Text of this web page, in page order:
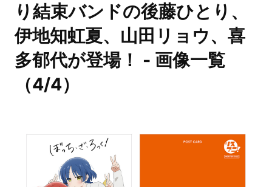
り結束バンドの後藤ひとり、
伊地知虹夏、山田リョウ、喜
多郁代が登場！ - 画像一覧
（4/4）